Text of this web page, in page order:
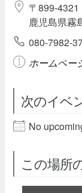
〒899-4321
鹿児島県霧
080-7982-
ホームペー
次のイベ
No
この場所